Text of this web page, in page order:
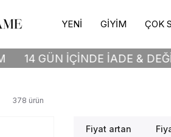
YENİ GİYİM ÇOK
İADE & DEĞİŞİM 14 GÜN
378 ürün
Fiyat artan